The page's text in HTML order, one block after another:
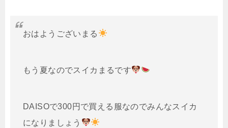
おはようございまる
もう夏なのでスイカまるです
DAISOで300円で買える服なのでみんなスイカ
になりましょう